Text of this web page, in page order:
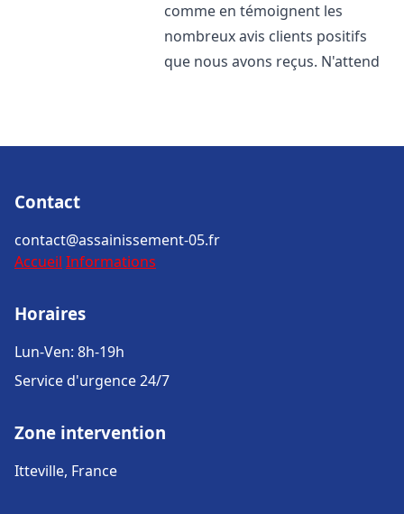
comme en témoignent les
nombreux avis clients positifs
que nous avons reçus. N'attend
Contact
contact@assainissement-05.fr
Accueil Informations
Horaires
Lun-Ven: 8h-19h
Service d'urgence 24/7
Zone intervention
Itteville, France